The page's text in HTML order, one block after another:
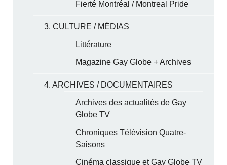
Fierté Montréal / Montreal Pride
3. CULTURE / MÉDIAS
Littérature
Magazine Gay Globe + Archives
4. ARCHIVES / DOCUMENTAIRES
Archives des actualités de Gay
Globe TV
Chroniques Télévision Quatre-
Saisons
Cinéma classique et Gay Globe TV